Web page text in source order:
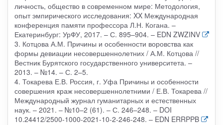
личность, общество в современном мире: Методология,
опыт эмпирического исследования: XX Международная
конференция памяти профессора Л.Н. Когана. –
Екатеринбург: УрФУ, 2017. – С. 895–904. – EDN ZWZINV
3. Котцова А.М. Причины и особенности воровства как
формы девиации несовершеннолетних / А.М. Котцова //
Вестник Бурятского государственного университета. –
2013. – №14. – С. 2–5.
4. Токарева Е.В. Россия, г. Уфа Причины и особенности
совершения краж несовершеннолетними / Е.В. Токарева //
Международный журнал гуманитарных и естественных
наук. – 2021. – №10–2 (61). – С. 246–248. – DOI
10.24412/2500-1000-2021-10-2-246-248. – EDN ERRPPB